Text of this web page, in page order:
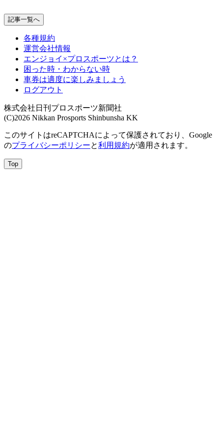
記事一覧へ
各種規約
運営会社情報
エンジョイ×プロスポーツとは？
困った時・わからない時
車券は適度に楽しみましょう
ログアウト
株式会社日刊プロスポーツ新聞社
(C)2026 Nikkan Prosports Shinbunsha KK
このサイトはreCAPTCHAによって保護されており、Google
のプライバシーポリシーと利用規約が適用されます。
Top